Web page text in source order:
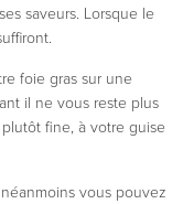
saveurs. Lorsque le
foie gras sur une
il ne vous reste plus
fine, à votre guise
vous pouvez